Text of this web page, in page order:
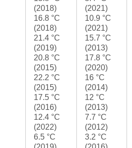
(2018)
16.8 °C
(2018)
21.4 °C
(2019)
20.8 °C
(2015)
22.2 °C
(2015)
17.5 °C
(2016)
12.4 °C
(2022)
6.5 °C
(2021)
10.9 °C
(2021)
15.7 °C
(2013)
17.8 °C
(2020)
16 °C
(2014)
12 °C
(2013)
7.7 °C
(2012)
3.2 °C